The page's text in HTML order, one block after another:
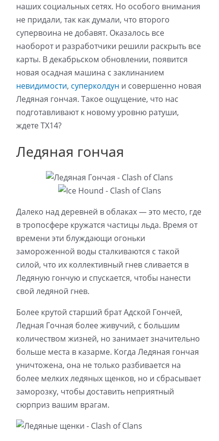
наших социальных сетях. Но особого внимания
не придали, так как думали, что второго
супервоина не добавят. Оказалось все
наоборот и разработчики решили раскрыть все
карты. В декабрьском обновлении, появится
новая осадная машина с заклинанием
невидимости, суперколдун и совершенно новая
Ледяная гончая. Такое ощущение, что нас
подготавливают к новому уровню ратуши,
ждете ТХ14?
Ледяная гончая
Далеко над деревней в облаках — это место, где
в тропосфере кружатся частицы льда. Время от
времени эти блуждающи огоньки
замороженной воды сталкиваются с такой
силой, что их коллективный гнев сливается в
Ледяную гончую и спускается, чтобы нанести
свой ледяной гнев.
Более крутой старший брат Адской Гончей,
Ледная Гочная более живучий, с большим
количеством жизней, но занимает значительно
больше места в казарме. Когда Ледяная гончая
уничтожена, она не только разбивается на
более мелких ледяных щенков, но и сбрасывает
заморозку, чтобы доставить неприятный
сюрприз вашим врагам.